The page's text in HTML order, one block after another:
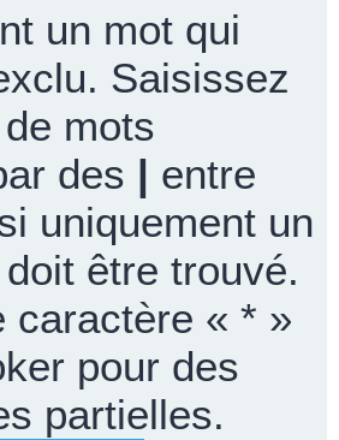
un mot qui
Saisissez
mots
des | entre
uniquement un
être trouvé.
caractère « * »
pour des
partielles.